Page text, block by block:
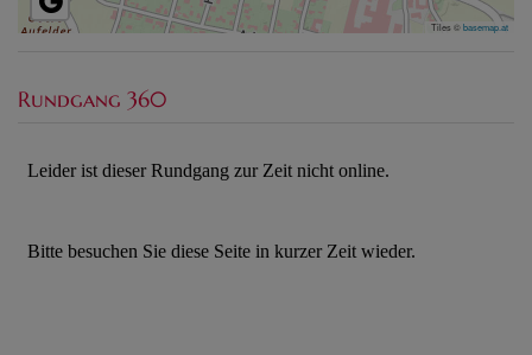
Tiles ©basemap.at
Rundgang 360